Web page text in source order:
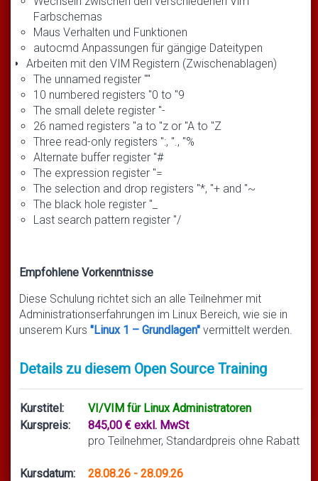
Farbschemas
Maus Verhalten und Funktionen
autocmd Anpassungen für gängige Dateitypen
Arbeiten mit den VIM Registern (Zwischenablagen)
The unnamed register ""
10 numbered registers "0 to "9
The small delete register "-
26 named registers "a to "z or "A to "Z
Three read-only registers ":, "., "%
Alternate buffer register "#
The expression register "=
The selection and drop registers "*, "+ and "~
The black hole register "_
Last search pattern register "/
Empfohlene Vorkenntnisse
Diese Schulung richtet sich an alle Teilnehmer mit
Administrationserfahrungen im Linux Bereich, wie sie in
unserem Kurs "Linux 1 – Grundlagen" vermittelt werden.
Details zu diesem Open Source Training
Kurstitel:
VI/VIM für Linux Administratoren
Kurspreis:
845,00 € exkl. MwSt
pro Teilnehmer, Standardpreis ohne Rabatt
Kursdatum:
28.08.26 - 28.09.26